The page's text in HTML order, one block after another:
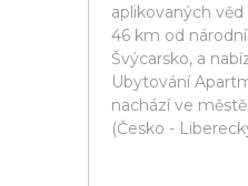
aplikovaných
46 km od
Švýcarsko, a
Ubytování
nachází ve
(Česko -